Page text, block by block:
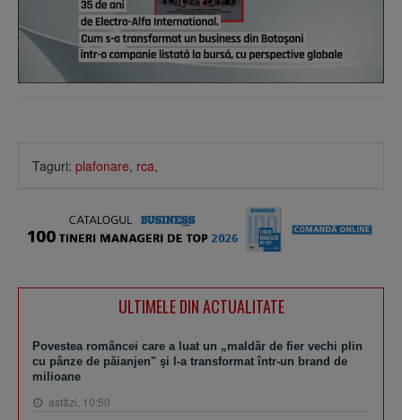
Taguri: plafonare, rca,
ULTIMELE DIN ACTUALITATE
Povestea româncei care a luat un „maldăr de fier vechi plin
cu pânze de păianjen" şi l-a transformat într-un brand de
milioane
astăzi, 10:50